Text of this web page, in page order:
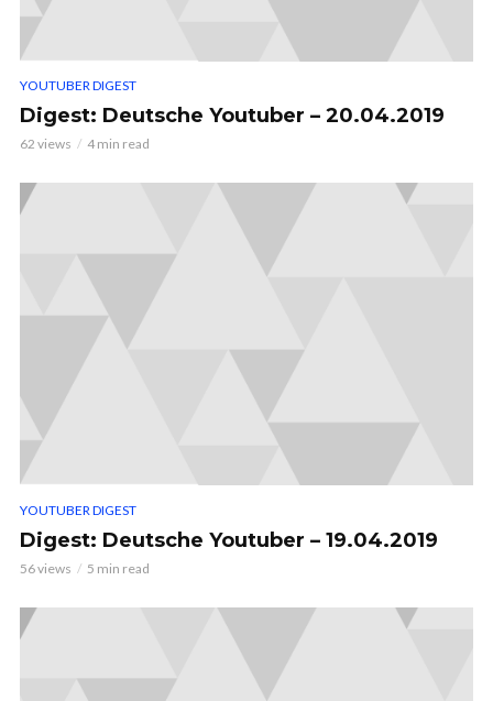
YOUTUBER DIGEST
Digest: Deutsche Youtuber – 20.04.2019
62 views 4 min read
YOUTUBER DIGEST
Digest: Deutsche Youtuber – 19.04.2019
56 views 5 min read